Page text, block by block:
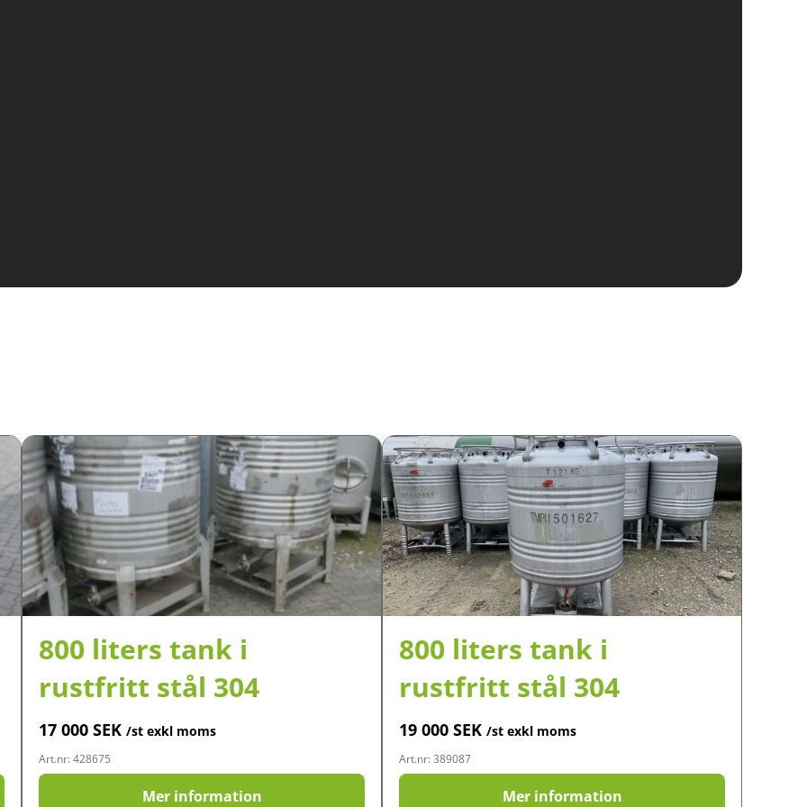
800 liters tank i
rustfritt stål 304
17 000 SEK /st exkl moms
Art.nr: 428675
Mer information
800 liters tank i
rustfritt stål 304
19 000 SEK /st exkl moms
Art.nr: 389087
Mer information